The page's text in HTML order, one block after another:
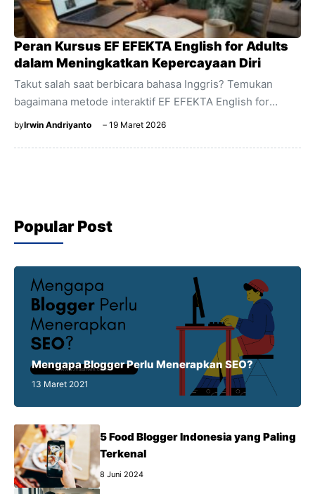
Peran Kursus EF EFEKTA English for Adults
dalam Meningkatkan Kepercayaan Diri
Takut salah saat berbicara bahasa Inggris? Temukan
bagaimana metode interaktif EF EFEKTA English for
Adults membantu pemula membangun kepercayaan diri
byIrwin Andriyanto 19 Maret 2026
Popular Post
Mengapa Blogger Perlu Menerapkan SEO?
13 Maret 2021
5 Food Blogger Indonesia yang Paling
Terkenal
8 Juni 2024